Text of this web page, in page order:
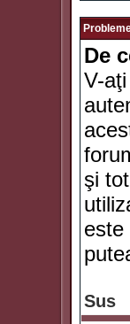
De
V-
şi
este
Sus